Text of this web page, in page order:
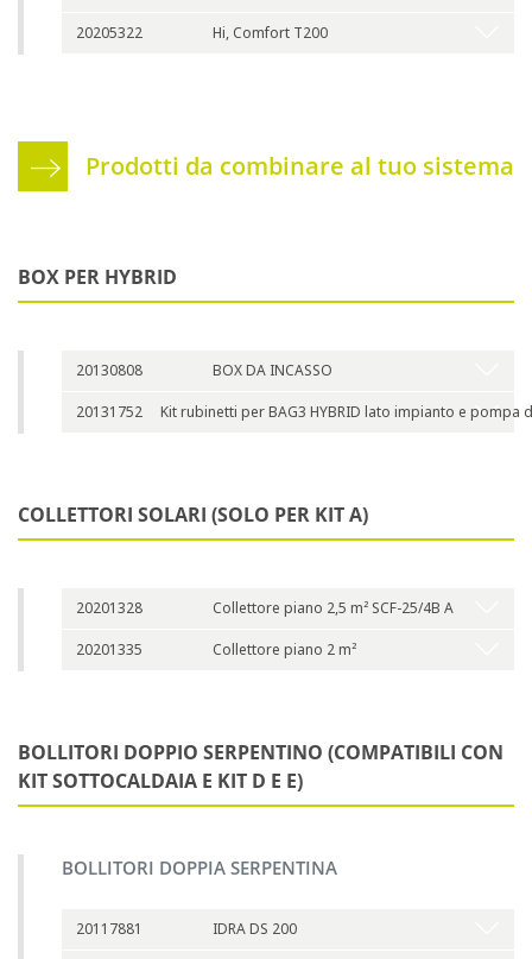
20205322 Hi, Comfort T200
Prodotti da combinare al tuo sistema
BOX PER HYBRID
20130808 BOX DA INCASSO
20131752 Kit rubinetti per BAG3 HYBRID lato impianto e pompa
COLLETTORI SOLARI (SOLO PER KIT A)
20201328 Collettore piano 2,5 m² SCF-25/4B A
20201335 Collettore piano 2 m²
BOLLITORI DOPPIO SERPENTINO (COMPATIBILI CON
KIT SOTTOCALDAIA E KIT D E E)
BOLLITORI DOPPIA SERPENTINA
20117881 IDRA DS 200